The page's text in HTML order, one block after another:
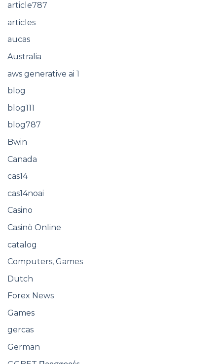
article787
articles
aucas
Australia
aws generative ai 1
blog
blog111
blog787
Bwin
Canada
cas14
cas14noai
Casino
Casinò Online
catalog
Computers, Games
Dutch
Forex News
Games
gercas
German